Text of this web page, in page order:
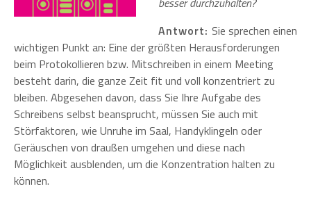
Antwort: Sie sprechen einen
wichtigen Punkt an: Eine der größten Herausforderungen
beim Protokollieren bzw. Mitschreiben in einem Meeting
besteht darin, die ganze Zeit fit und voll konzentriert zu
bleiben. Abgesehen davon, dass Sie Ihre Aufgabe des
Schreibens selbst beansprucht, müssen Sie auch mit
Störfaktoren, wie Unruhe im Saal, Handyklingeln oder
Geräuschen von draußen umgehen und diese nach
Möglichkeit ausblenden, um die Konzentration halten zu
können.